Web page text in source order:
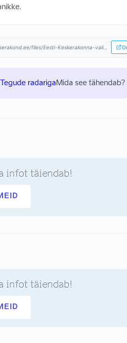
web.archive.org/web/20190618203652/https://www.keskerakond.ee/files/Eesti-Keskerakonna-valimisplatvorm-Riigikogu-2019-valimistel.pdf...
radariga Mida see tähendab?
infot täiendab!
infot täiendab!